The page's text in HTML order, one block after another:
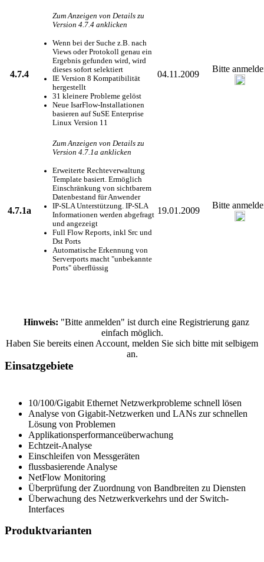
4.7.4
Zum Anzeigen von Details zu
Version 4.7.4 anklicken
Wenn bei der Suche z.B. nach
Views oder Protokoll genau ein
Ergebnis gefunden wird, wird
dieses sofort selektiert
IE Version 8 Kompatibilität
hergestellt
31 kleinere Probleme gelöst
Neue IsarFlow-Installationen
basieren auf SuSE Enterprise
Linux Version 11
04.11.2009
Bitte
4.7.1a
Zum Anzeigen von Details zu
Version 4.7.1a anklicken
Erweiterte Rechteverwaltung
Template basiert. Ermöglich
Einschränkung von sichtbarem
Datenbestand für Anwender
IP-SLA Unterstützung. IP-SLA
Informationen werden abgefragt
und angezeigt
Full Flow Reports, inkl Src und
Dst Ports
Automatische Erkennung von
Serverports macht "unbekannte
Ports" überflüssig
19.01.2009
Bitte
Hinweis: "Bitte anmelden" ist durch eine Registrierung ganz
einfach möglich.
Haben Sie bereits einen Account, melden Sie sich bitte mit selbigem
an.
Einsatzgebiete
10/100/Gigabit Ethernet Netzwerkprobleme schnell lösen
Analyse von Gigabit-Netzwerken und LANs zur schnellen
Lösung von Problemen
Applikationsperformanceüberwachung
Echtzeit-Analyse
Einschleifen von Messgeräten
flussbasierende Analyse
NetFlow Monitoring
Überprüfung der Zuordnung von Bandbreiten zu Diensten
Überwachung des Netzwerkverkehrs und der Switch-
Interfaces
Produktvarianten